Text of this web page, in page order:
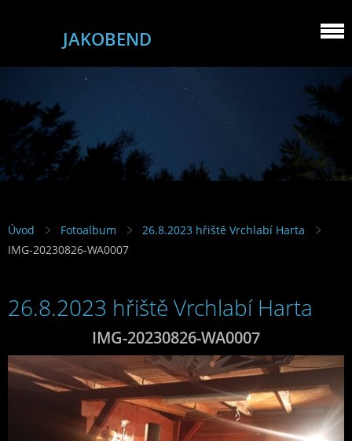
JAKOBEND
Úvod Fotoalbum
26.8.2023 hřiště Vrchlabí Harta
IMG-20230826-WA0007
26.8.2023 hřiště Vrchlabí Harta
IMG-20230826-WA0007